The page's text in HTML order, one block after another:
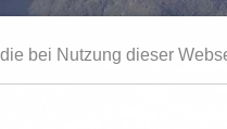
bei Nutzung dieser